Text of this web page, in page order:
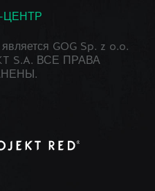
ЦЕНТР
GOG Sp. z o.o.
S.A. ВСЕ ПРАВА